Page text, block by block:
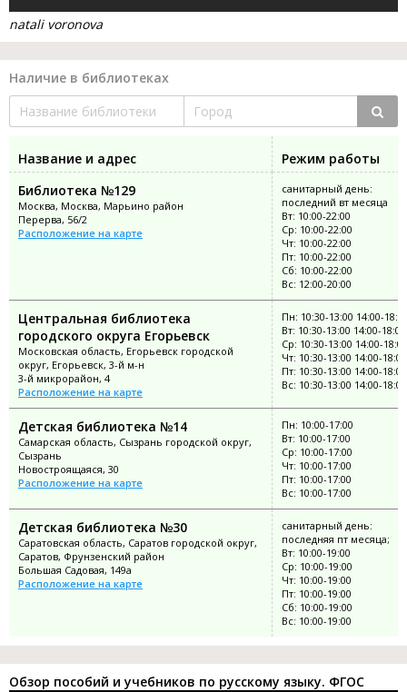
natali voronova
Наличие в библиотеках
Название и адрес
Режим работы
Библиотека №129
Москва, Москва, Марьино район
Перерва, 56/2
Расположение на карте
санитарный день:
последний вт месяца
Вт: 10:00-22:00
Ср: 10:00-22:00
Чт: 10:00-22:00
Пт: 10:00-22:00
Сб: 10:00-22:00
Вс: 12:00-20:00
Центральная библиотека
городского округа Егорьевск
Московская область, Егорьевск городской
округ, Егорьевск, 3-й м-н
3-й микрорайон, 4
Расположение на карте
Пн: 10:30-13:00 14:00-
Вт: 10:30-13:00 14:00-18:00
Ср: 10:30-13:00 14:00-18:00
Чт: 10:30-13:00 14:00-18:00
Пт: 10:30-13:00 14:00-18:00
Вс: 10:30-13:00 14:00-18:00
Детская библиотека №14
Самарская область, Сызрань городской округ,
Сызрань
Новостроящаяся, 30
Расположение на карте
Пн: 10:00-17:00
Вт: 10:00-17:00
Ср: 10:00-17:00
Чт: 10:00-17:00
Пт: 10:00-17:00
Вс: 10:00-17:00
Детская библиотека №30
Саратовская область, Саратов городской округ,
Саратов, Фрунзенский район
Большая Садовая, 149а
Расположение на карте
санитарный день:
последняя пт месяца;
Вт: 10:00-19:00
Ср: 10:00-19:00
Чт: 10:00-19:00
Пт: 10:00-19:00
Сб: 10:00-19:00
Вс: 10:00-19:00
Обзор пособий и учебников по русскому языку. ФГОС